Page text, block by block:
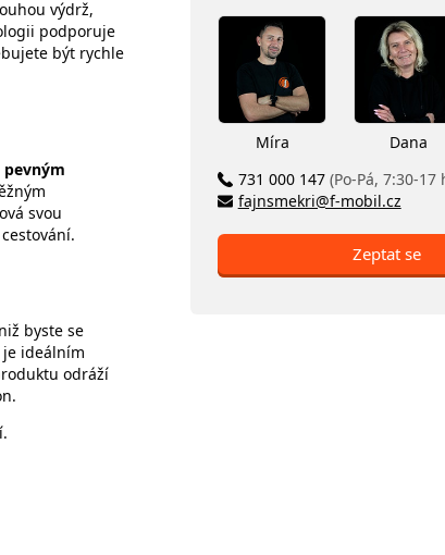
výdrž,
podporuje
být rychle
pevným
svou
byste se
je ideálním
odráží
Míra
Dana
731 000 147 (Po-Pá, 7:30-17
fajnsmekri@f-mobil.cz
Zeptat se